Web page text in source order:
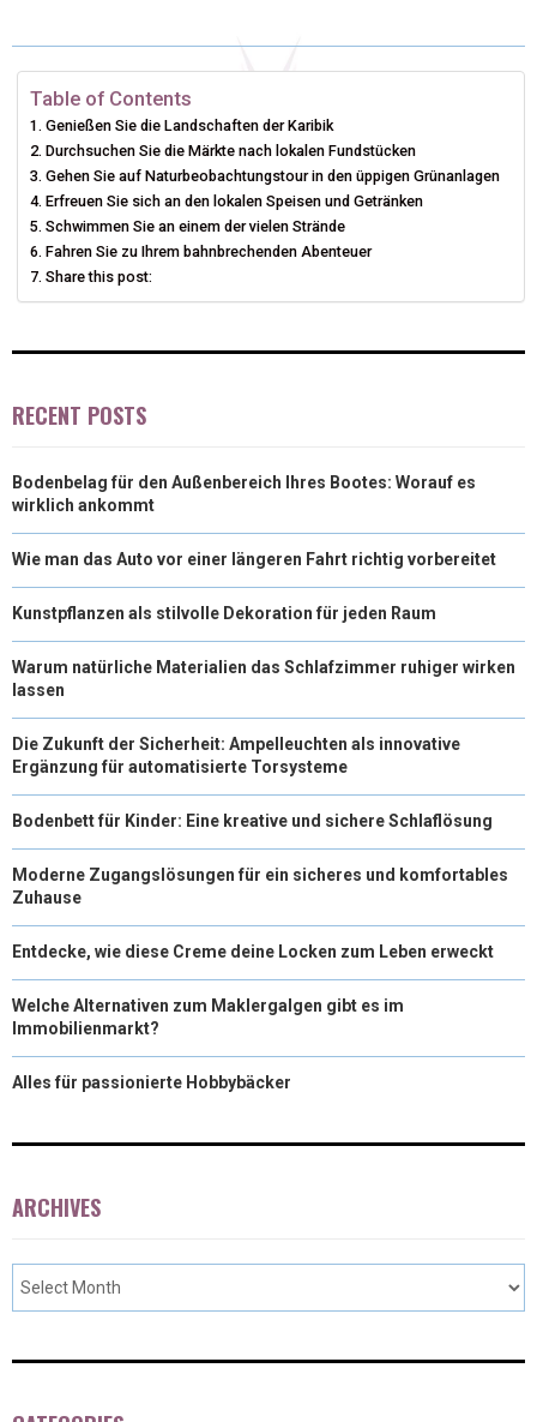
R
O
N
W
T
T
E
R
)
R
O
N
E
O
O
K
R
O
N
T
R
E
S
T
R
N
K
I
R
N
I
Table of Contents
Genießen Sie die Landschaften der Karibik
Durchsuchen Sie die Märkte nach lokalen Fundstücken
Gehen Sie auf Naturbeobachtungstour in den üppigen Grünanlagen
Erfreuen Sie sich an den lokalen Speisen und Getränken
Schwimmen Sie an einem der vielen Strände
Fahren Sie zu Ihrem bahnbrechenden Abenteuer
Share this post:
RECENT POSTS
Bodenbelag für den Außenbereich Ihres Bootes: Worauf es
wirklich ankommt
Wie man das Auto vor einer längeren Fahrt richtig vorbereitet
Kunstpflanzen als stilvolle Dekoration für jeden Raum
Warum natürliche Materialien das Schlafzimmer ruhiger wirken
lassen
Die Zukunft der Sicherheit: Ampelleuchten als innovative
Ergänzung für automatisierte Torsysteme
Bodenbett für Kinder: Eine kreative und sichere Schlaflösung
Moderne Zugangslösungen für ein sicheres und komfortables
Zuhause
Entdecke, wie diese Creme deine Locken zum Leben erweckt
Welche Alternativen zum Maklergalgen gibt es im
Immobilienmarkt?
Alles für passionierte Hobbybäcker
ARCHIVES